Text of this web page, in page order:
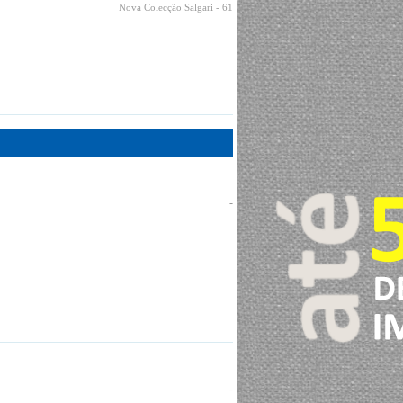
Nova Colecção Salgari - 61
-
-